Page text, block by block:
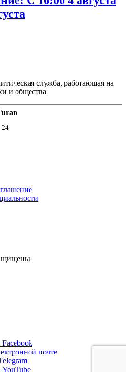
служба, работающая на
и общества.
24
почте
YouTube